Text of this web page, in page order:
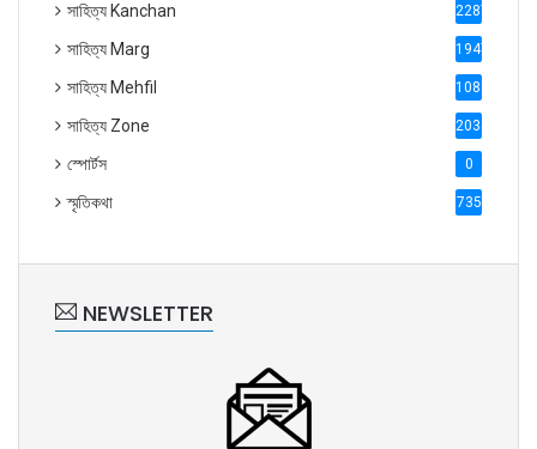
সাহিত্য Kanchan 2287
সাহিত্য Marg 1947
সাহিত্য Mehfil 1088
সাহিত্য Zone 2035
স্পোর্টস 0
স্মৃতিকথা 735
NEWSLETTER